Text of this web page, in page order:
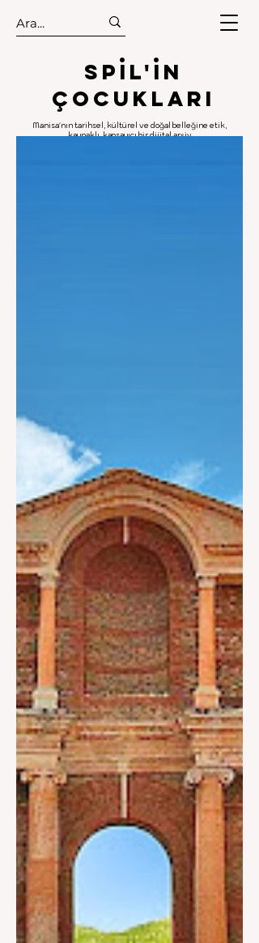
.
.
Spıl'in
Çocukları
Manisa'nın tarihsel, kültürel ve doğal belleğine etik,
kaynaklı, kapsayıcı bir dijital arşiv